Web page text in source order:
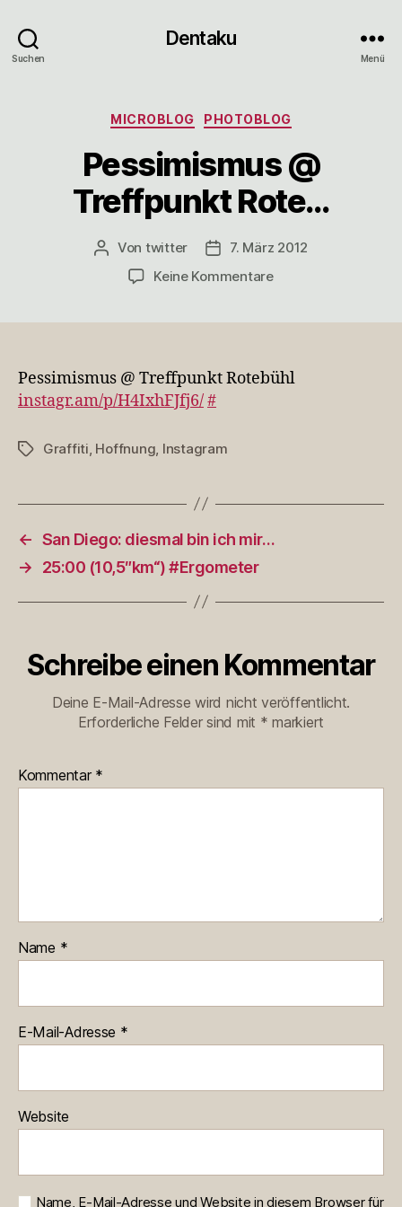
Suchen
Dentaku
Menü
Kategorien
MICROBLOG PHOTOBLOG
Pessimismus @
Treffpunkt Rote…
Beitragsautor
Von twitter Veröffentlichungsdatum
7. März 2012
Keine Kommentarezu
Pessimismus @ Treffpunkt Rotebühl
instagr.am/p/H4IxhFJfj6/#
Schlagwörter
Graffiti Hoffnung Instagram
← San Diego: diesmal bin ich mir…
→
25:00 (10,5″km“) #Ergometer
Schreibe einen Kommentar
Deine E-Mail-Adresse wird nicht veröffentlicht.
Erforderliche Felder sind mit * markiert
Kommentar *
Name *
E-Mail-Adresse *
Website
Name, E-Mail-Adresse und Website in diesem Browser für